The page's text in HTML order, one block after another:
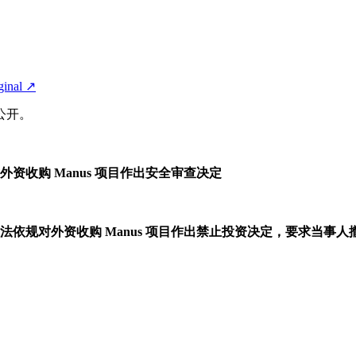
↗
。
资收购 Manus 项目作出安全审查决定
规对外资收购 Manus 项目作出禁止投资决定，要求当事人